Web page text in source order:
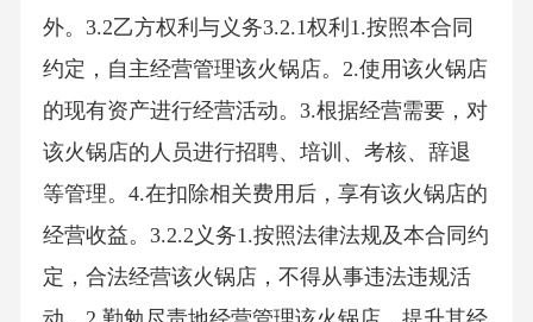
外。3.2乙方权利与义务3.2.1权利1.按照本合同
约定，自主经营管理该火锅店。2.使用该火锅店
的现有资产进行经营活动。3.根据经营需要，对
该火锅店的人员进行招聘、培训、考核、辞退
等管理。4.在扣除相关费用后，享有该火锅店的
经营收益。3.2.2义务1.按照法律法规及本合同约
定，合法经营该火锅店，不得从事违法违规活